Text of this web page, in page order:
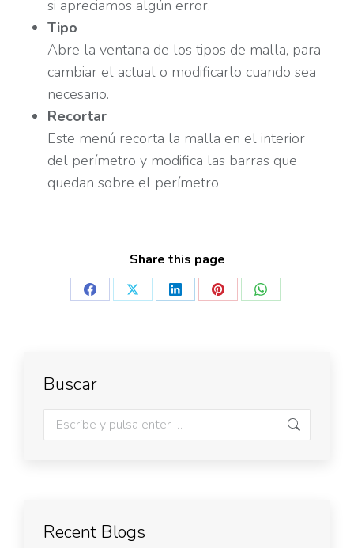
si apreciamos algún error.
Tipo
Abre la ventana de los tipos de malla, para
cambiar el actual o modificarlo cuando sea
necesario.
Recortar
Este menú recorta la malla en el interior
del perímetro y modifica las barras que
quedan sobre el perímetro
Share this page
Buscar
Recent Blogs